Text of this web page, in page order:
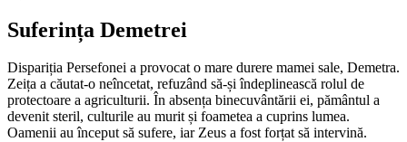
Suferința Demetrei
Dispariția Persefonei a provocat o mare durere mamei sale, Demetra.
Zeița a căutat-o neîncetat, refuzând să-și îndeplinească rolul de
protectoare a agriculturii. În absența binecuvântării ei, pământul a
devenit steril, culturile au murit și foametea a cuprins lumea.
Oamenii au început să sufere, iar Zeus a fost forțat să intervină.